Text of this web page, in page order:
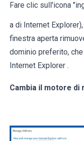
Fare clic sull'icona
a di Internet
finestra aperta
dominio preferito,
Internet Explorer .
Cambia il motore